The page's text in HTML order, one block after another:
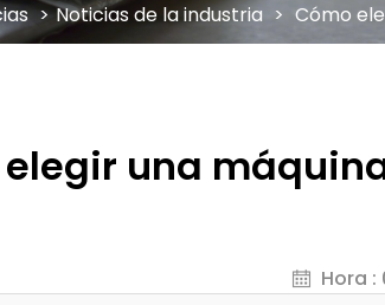
> Noticias de la industria > Cómo
una
Hora :